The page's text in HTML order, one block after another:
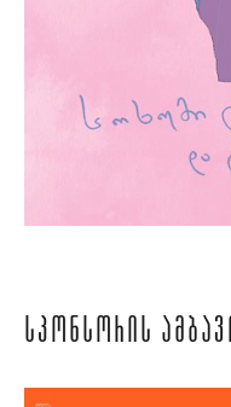
ᲡᲞᲝᲜᲡᲝᲠᲘᲡ